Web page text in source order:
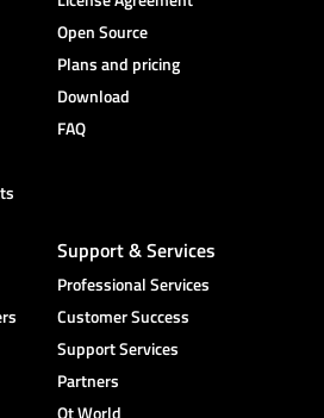
Open Source
Plans and pricing
Download
FAQ
Support & Services
Professional Services
Customer Success
Support Services
Partners
Qt World